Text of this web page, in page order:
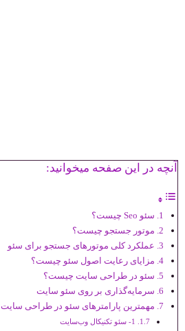
آنچه در این صفحه میخوانید:
سئو Seo چیست؟
موتور جستجو چیست؟
عملکرد کلی موتورهای جستجو برای سئو
مزایای رعایت اصول سئو چیست؟
سئو در طراحی سایت چیست؟
سرمایه‌گذاری بر روی سئو سایت
مهمترین پارامترهای سئو در طراحی سایت
1- سئو تکنیکال وب‌سایت